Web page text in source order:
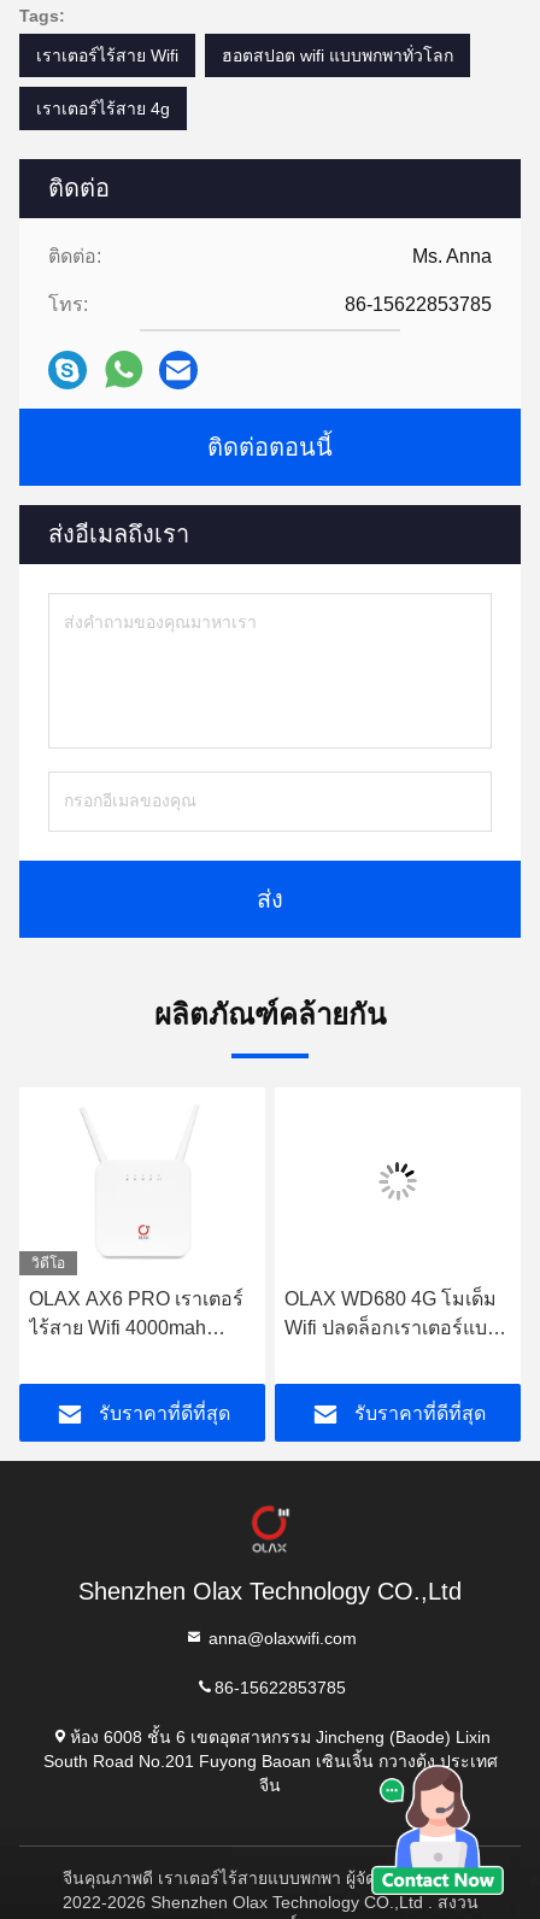
ติดต่อ
ติดต่อ: Ms. Anna
โทร: 86-15622853785
ติดต่อตอนนี้
ส่งอีเมลถึงเรา
ส่ง
Tags:
เราเตอร์ไร้สาย Wifi ฮอตสปอต wifi แบบพกพาทั่วโลก
เราเตอร์ไร้สาย 4g
ผลิตภัณฑ์คล้ายกัน
วิดีโอ
OLAX AX6 PRO เราเตอร์
ไร้สาย Wifi 4000mah
เตอร์ B2/3/4/5/7/8/13/28ab
รับราคาที่ดีที่สุด
OLAX WD680 4G โมเด็ม
Wifi ปลดล็อกเราเตอร์แบบ
150m
รับราคาที่ดีที่สุด
Shenzhen Olax Technology CO.,Ltd
anna@olaxwifi.com
86-15622853785
ห้อง 6008 ชั้น 6 เขตอุตสาหกรรม Jincheng (Baode) Lixin
South Road No.201 Fuyong Baoan เซินเจิ้น กวางตุ้ง ประเทศ
จีน
จีนคุณภาพดี เราเตอร์ไร้สายแบบพกพา ผู้จัดหา. ลิขสิทธิ์ ©
2022-2026 Shenzhen Olax Technology CO.,Ltd . สงวน